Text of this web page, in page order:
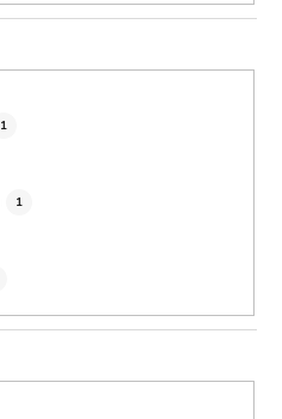
1
1